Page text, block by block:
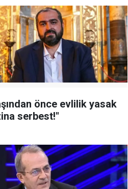
önce evlilik yasak
serbest!"